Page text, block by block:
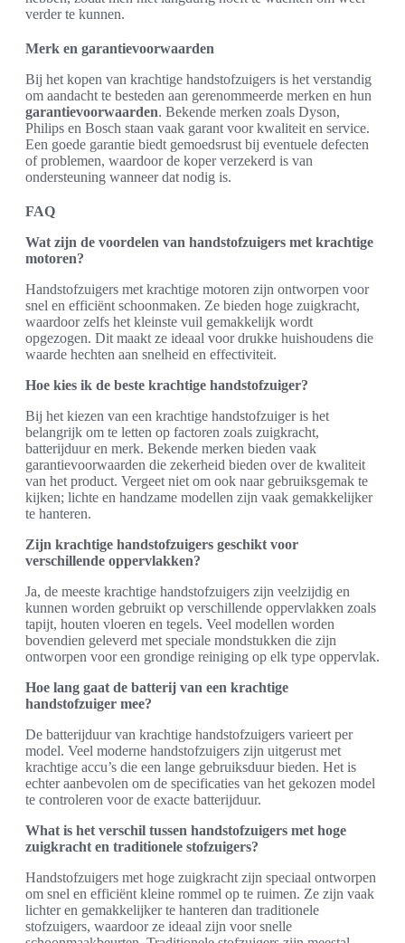
verder te kunnen.
Merk en garantievoorwaarden
Bij het kopen van krachtige handstofzuigers is het verstandig
om aandacht te besteden aan gerenommeerde merken en hun
garantievoorwaarden. Bekende merken zoals Dyson,
Philips en Bosch staan vaak garant voor kwaliteit en service.
Een goede garantie biedt gemoedsrust bij eventuele defecten
of problemen, waardoor de koper verzekerd is van
ondersteuning wanneer dat nodig is.
FAQ
Wat zijn de voordelen van handstofzuigers met krachtige
motoren?
Handstofzuigers met krachtige motoren zijn ontworpen voor
snel en efficiënt schoonmaken. Ze bieden hoge zuigkracht,
waardoor zelfs het kleinste vuil gemakkelijk wordt
opgezogen. Dit maakt ze ideaal voor drukke huishoudens die
waarde hechten aan snelheid en effectiviteit.
Hoe kies ik de beste krachtige handstofzuiger?
Bij het kiezen van een krachtige handstofzuiger is het
belangrijk om te letten op factoren zoals zuigkracht,
batterijduur en merk. Bekende merken bieden vaak
garantievoorwaarden die zekerheid bieden over de kwaliteit
van het product. Vergeet niet om ook naar gebruiksgemak te
kijken; lichte en handzame modellen zijn vaak gemakkelijker
te hanteren.
Zijn krachtige handstofzuigers geschikt voor
verschillende oppervlakken?
Ja, de meeste krachtige handstofzuigers zijn veelzijdig en
kunnen worden gebruikt op verschillende oppervlakken zoals
tapijt, houten vloeren en tegels. Veel modellen worden
bovendien geleverd met speciale mondstukken die zijn
ontworpen voor een grondige reiniging op elk type oppervlak.
Hoe lang gaat de batterij van een krachtige
handstofzuiger mee?
De batterijduur van krachtige handstofzuigers varieert per
model. Veel moderne handstofzuigers zijn uitgerust met
krachtige accu’s die een lange gebruiksduur bieden. Het is
echter aanbevolen om de specificaties van het gekozen model
te controleren voor de exacte batterijduur.
What is het verschil tussen handstofzuigers met hoge
zuigkracht en traditionele stofzuigers?
Handstofzuigers met hoge zuigkracht zijn speciaal ontworpen
om snel en efficiënt kleine rommel op te ruimen. Ze zijn vaak
lichter en gemakkelijker te hanteren dan traditionele
stofzuigers, waardoor ze ideaal zijn voor snelle